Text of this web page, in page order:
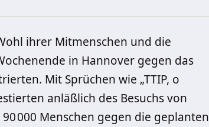
ihrer Mitmenschen und die
in Hannover gegen das
Mit Sprüchen wie „TTIP, o
anläßlich des Besuchs von
000 Menschen gegen die geplanten